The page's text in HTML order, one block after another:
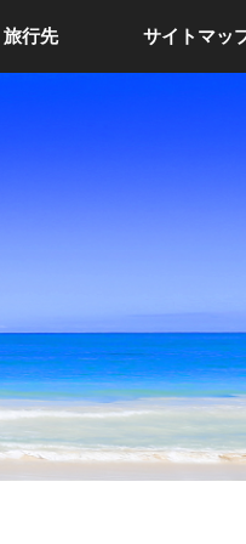
旅行先 サイトマッ